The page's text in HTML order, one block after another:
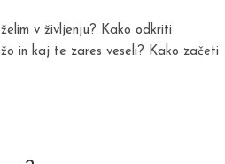
v življenju? Kako odkriti
in kaj te zares veseli? Kako začeti